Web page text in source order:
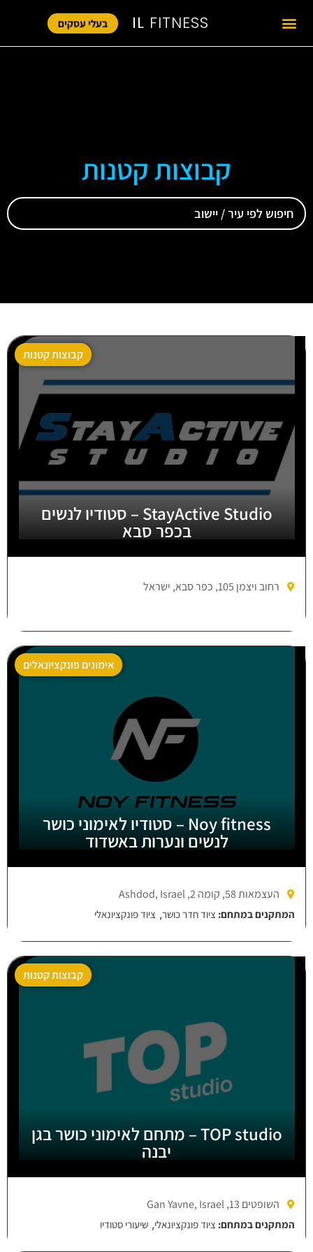
IL FITNESS בעלי עסקים
קבוצות קטנות
קבוצות קטנות
StayActive Studio – סטודיו לנשים
בכפר סבא
רחוב ויצמן 105, כפר סבא, ישראל
אימונים פונקציונאלים
Noy fitness – סטודיו לאימוני כושר
לנשים ונערות באשדוד
העצמאות 58, קומה 2, Ashdod, Israel
המתקנים במתחם: ציוד חדר כושר, ציוד פונקציונאלי
קבוצות קטנות
TOP studio – מתחם לאימוני כושר בגן
יבנה
השופטים 13, Gan Yavne, Israel
המתקנים במתחם: ציוד פונקציונאלי, שיעורי סטודיו